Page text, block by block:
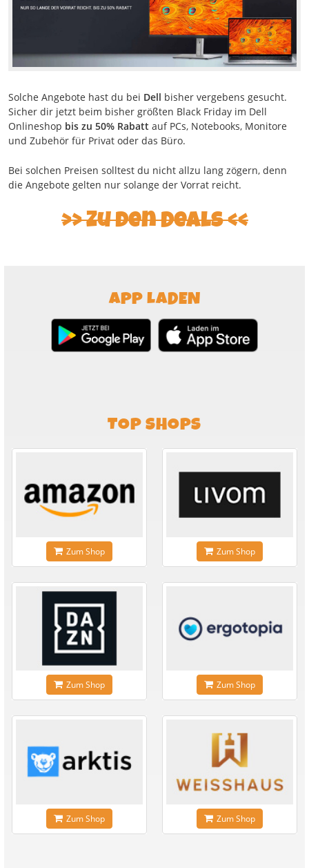
Solche Angebote hast du bei Dell bisher vergebens gesucht.
Sicher dir jetzt beim bisher größten Black Friday im Dell
Onlineshop bis zu 50% Rabatt auf PCs, Notebooks, Monitore
und Zubehör für Privat oder das Büro.
Bei solchen Preisen solltest du nicht allzu lang zögern, denn
die Angebote gelten nur solange der Vorrat reicht.
Zu den Deals
APP LADEN
TOP SHOPS
Zum Shop Zum Shop
Zum Shop Zum Shop
Zum Shop Zum Shop